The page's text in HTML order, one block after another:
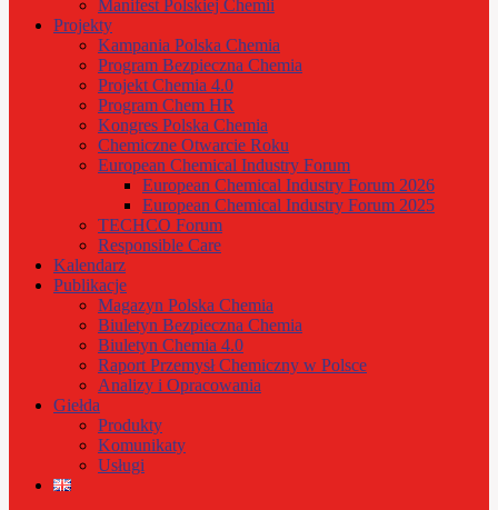
Manifest Polskiej Chemii
Projekty
Kampania Polska Chemia
Program Bezpieczna Chemia
Projekt Chemia 4.0
Program Chem HR
Kongres Polska Chemia
Chemiczne Otwarcie Roku
European Chemical Industry Forum
European Chemical Industry Forum 2026
European Chemical Industry Forum 2025
TECHCO Forum
Responsible Care
Kalendarz
Publikacje
Magazyn Polska Chemia
Biuletyn Bezpieczna Chemia
Biuletyn Chemia 4.0
Raport Przemysł Chemiczny w Polsce
Analizy i Opracowania
Giełda
Produkty
Komunikaty
Usługi